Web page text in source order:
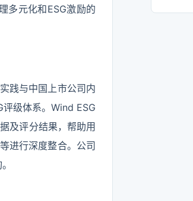
多元化和ESG激励的
践与中国上市公司内
级体系。Wind ESG
及评分结果，帮助用
进行深度整合。公司